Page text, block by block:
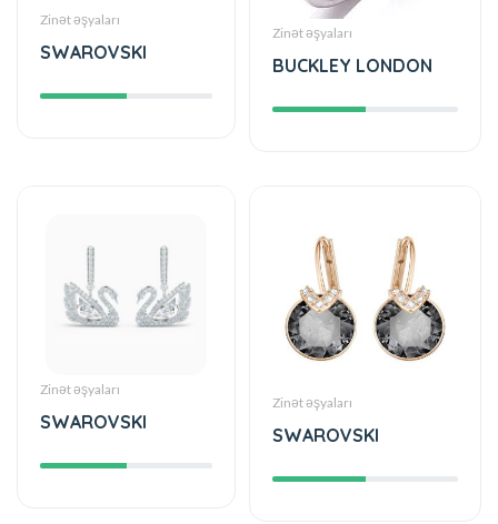
Zinət əşyaları
SWAROVSKI
Zinət əşyaları
BUCKLEY LONDON
Zinət əşyaları
SWAROVSKI
Zinət əşyaları
SWAROVSKI